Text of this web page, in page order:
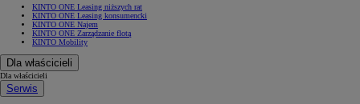
KINTO ONE Leasing niższych rat
KINTO ONE Leasing konsumencki
KINTO ONE Najem
KINTO ONE Zarządzanie flotą
KINTO Mobility
Dla właścicieli
Dla właścicieli
Serwis